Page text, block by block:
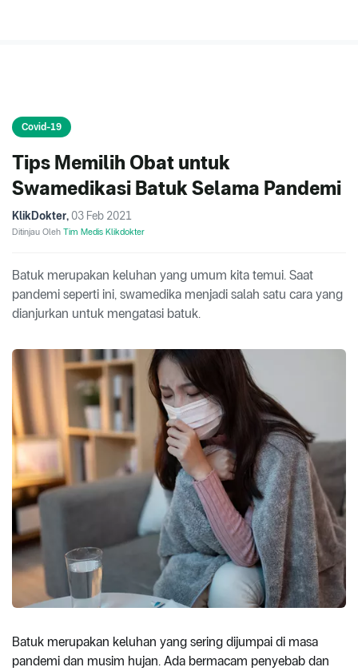
Covid-19
Tips Memilih Obat untuk
Swamedikasi Batuk Selama Pandemi
KlikDokter, 03 Feb 2021
Ditinjau Oleh Tim Medis Klikdokter
Batuk merupakan keluhan yang umum kita temui. Saat
pandemi seperti ini, swamedika menjadi salah satu cara yang
dianjurkan untuk mengatasi batuk.
Batuk merupakan keluhan yang sering dijumpai di masa
pandemi dan musim hujan. Ada bermacam penyebab dan